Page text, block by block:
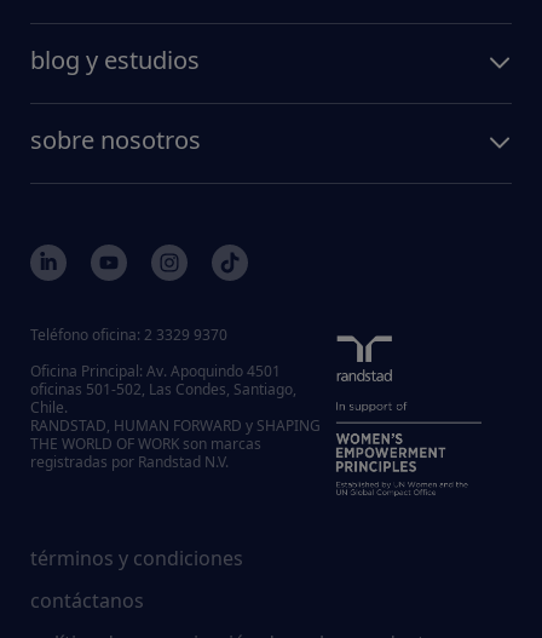
blog y estudios
sobre nosotros
términos y condiciones
contáctanos
Teléfono oficina: 2 3329 9370
Oficina Principal: Av. Apoquindo 4501
oficinas 501-502, Las Condes, Santiago,
Chile.
RANDSTAD, HUMAN FORWARD y SHAPING
THE WORLD OF WORK son marcas
registradas por Randstad N.V.